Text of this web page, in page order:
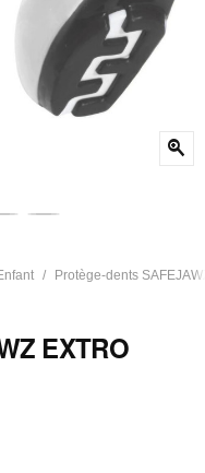
zoom_in
Protège-dents
EXTRO